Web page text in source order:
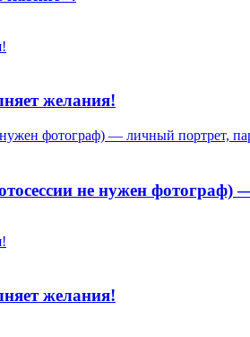
желания!
не нужен фотограф)
желания!